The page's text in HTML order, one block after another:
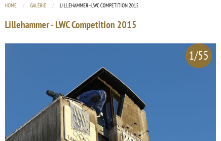
HOME GALERIE CURRENT:
LILLEHAMMER - LWC COMPETITION 2015
Lillehammer - LWC Competition 2015
1/55